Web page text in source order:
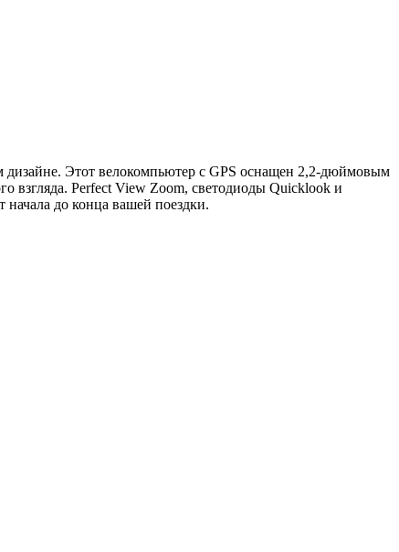
дизайне. Этот велокомпьютер с GPS оснащен 2,2-дюймовым
взгляда. Perfect View Zoom, светодиоды Quicklook и
до конца вашей поездки.